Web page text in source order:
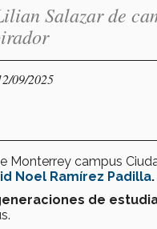
Salazar de
09/2025
Monterrey campus
Noel Ramírez Padilla.
de